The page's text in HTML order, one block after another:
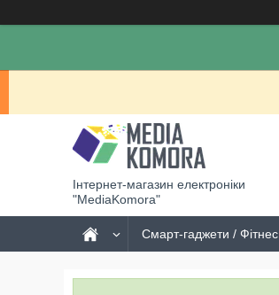
Інтернет-магазин електроніки
"MediaKomora"
Смарт-гаджети / Фітнес